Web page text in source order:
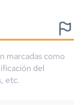
marcadas como
del
etc.